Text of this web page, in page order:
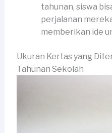
tahunan, siswa
perjalanan
memberikan ide
Ukuran Kertas yang
Tahunan Sekolah